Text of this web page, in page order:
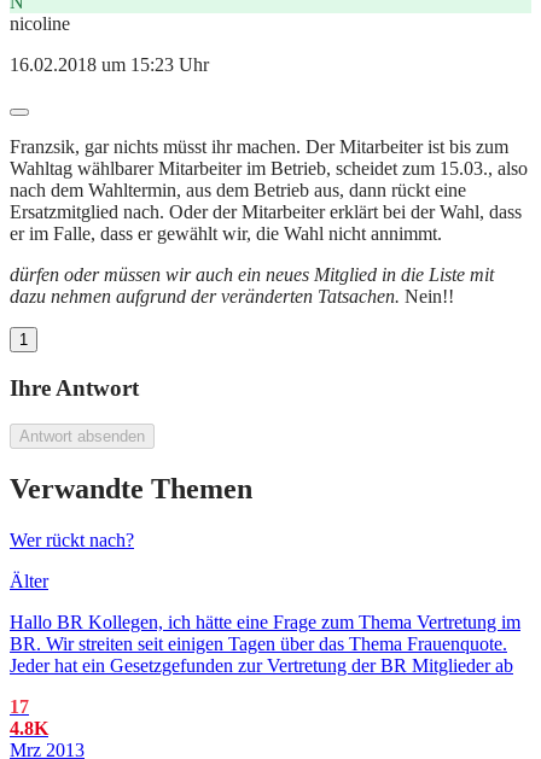
nicoline
16.02.2018 um 15:23 Uhr
Franzsik, gar nichts müsst ihr machen. Der Mitarbeiter ist bis zum
Wahltag wählbarer Mitarbeiter im Betrieb, scheidet zum 15.03., also
nach dem Wahltermin, aus dem Betrieb aus, dann rückt eine
Ersatzmitglied nach. Oder der Mitarbeiter erklärt bei der Wahl, dass
er im Falle, dass er gewählt wir, die Wahl nicht annimmt.
dürfen oder müssen wir auch ein neues Mitglied in die Liste mit
dazu nehmen aufgrund der veränderten Tatsachen. Nein!!
1
Ihre Antwort
Antwort absenden
Verwandte Themen
Wer rückt nach?
Älter
Hallo BR Kollegen, ich hätte eine Frage zum Thema Vertretung im
BR. Wir streiten seit einigen Tagen über das Thema Frauenquote.
Jeder hat ein Gesetzgefunden zur Vertretung der BR Mitglieder ab
17
4.8K
Mrz 2013